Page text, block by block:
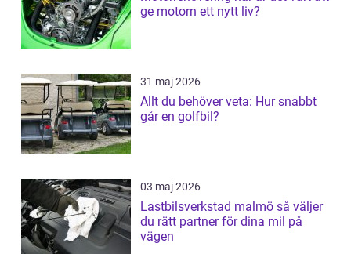
ge motorn ett nytt liv?
31 maj 2026
Allt du behöver veta: Hur snabbt
går en golfbil?
03 maj 2026
Lastbilsverkstad malmö så väljer
du rätt partner för dina mil på
vägen